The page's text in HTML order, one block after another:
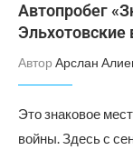
Автопробег
Эльхотовские
Автор Арслан
Это знаковое
войны. Здесь с